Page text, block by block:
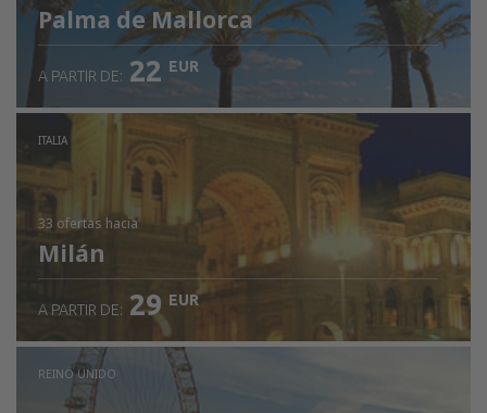
Palma de Mallorca
A PARTIR DE: 22 EUR
ITALIA
33 ofertas hacia
Milán
A PARTIR DE: 29 EUR
REINO UNIDO